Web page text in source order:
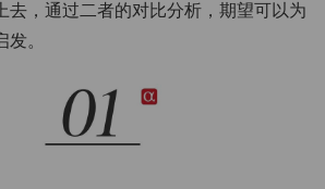
去，通过二者的对比分析，期望可以为
。